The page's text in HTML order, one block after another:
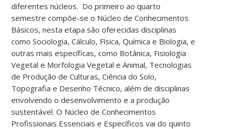
diferentes núcleos. Do primeiro ao quarto
semestre compõe-se o Núcleo de Conhecimentos
Básicos, nesta etapa são oferecidas disciplinas
como Sociologia, Cálculo, Física, Química e Biologia, e
outras mais específicas, como Botânica, Fisiologia
Vegetal e Morfologia Vegetal e Animal, Tecnologias
de Produção de Culturas, Ciência do Solo,
Topografia e Desenho Técnico, além de disciplinas
envolvendo o desenvolvimento e a produção
sustentável. O Núcleo de Conhecimentos
Profissionais Essenciais e Específicos vai do quinto